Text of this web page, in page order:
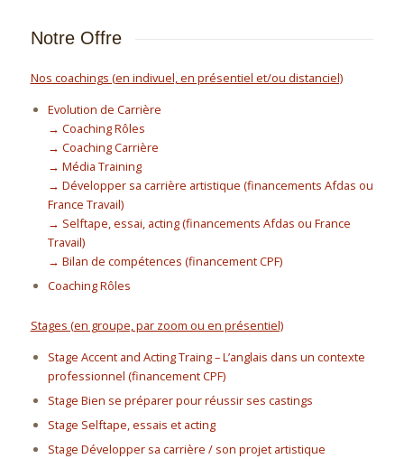
Notre Offre
Nos coachings (en indivuel, en présentiel et/ou distanciel)
Evolution de Carrière
→ Coaching Rôles
→ Coaching Carrière
→ Média Training
→ Développer sa carrière artistique (financements Afdas ou
France Travail)
→ Selftape, essai, acting (financements Afdas ou France
Travail)
→ Bilan de compétences (financement CPF)
Coaching Rôles
Stages (en groupe, par zoom ou en présentiel)
Stage Accent and Acting Traing – L’anglais dans un contexte
professionnel (financement CPF)
Stage Bien se préparer pour réussir ses castings
Stage Selftape, essais et acting
Stage Développer sa carrière / son projet artistique